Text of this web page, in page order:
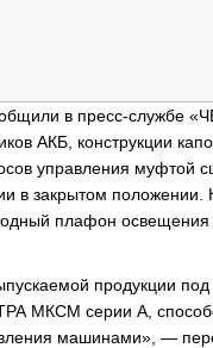
в пресс-службе
АКБ, конструкции
управления муфтой
в закрытом положении.
плафон освещения
продукции
МКСМ серии А,
машинами», —